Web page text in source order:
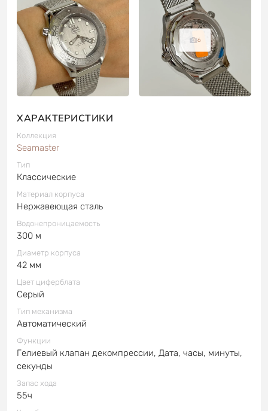
6
ХАРАКТЕРИСТИКИ
Коллекция
Seamaster
Тип
Классические
Материал корпуса
Нержавеющая сталь
Водонепроницаемость
300 м
Диаметр корпуса
42 мм
Цвет циферблата
Серый
Тип механизма
Автоматический
Функции
Гелиевый клапан декомпрессии, Дата, часы, минуты,
секунды
Запас хода
55ч